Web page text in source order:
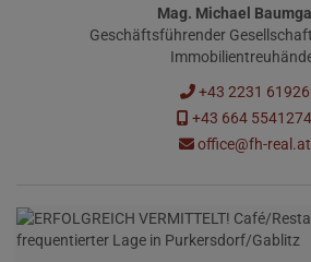
Mag. Michael
Geschäftsführender
+43 2231 61926
+43 664 5541274
office@fh-real.at